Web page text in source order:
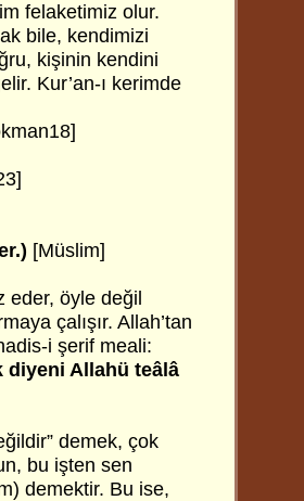
felaketimiz olur.
bile, kendimizi
kişinin kendini
Kur’an-ı kerimde
[Müslim]
öyle değil
çalışır. Allah’tan
i şerif meali:
diyeni Allahü teâlâ
demek, çok
bu işten sen
demektir. Bu ise,